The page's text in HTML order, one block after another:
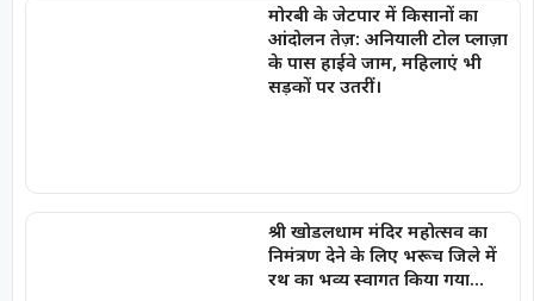
मोरबी के जेटपार में किसानों का
आंदोलन तेज़: अनियाली टोल प्लाज़ा
के पास हाईवे जाम, महिलाएं भी
सड़कों पर उतरीं।
श्री खोडलधाम मंदिर महोत्सव का
निमंत्रण देने के लिए भरूच जिले में
रथ का भव्य स्वागत किया गया…